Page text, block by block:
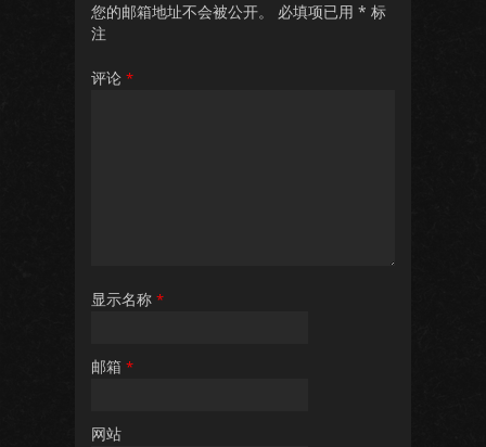
您的邮箱地址不会被公开。 必填项已用 * 标
注
评论 *
显示名称 *
邮箱 *
网站